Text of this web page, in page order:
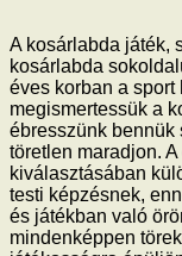
A kosárlabda játék,
kosárlabda
éves korban a
megismertessük a
ébresszünk bennük
töretlen maradjon.
kiválasztásában
testi képzésnek,
és játékban való
mindenképpen